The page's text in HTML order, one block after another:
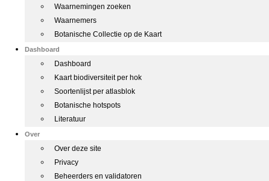
Waarnemingen zoeken
Waarnemers
Botanische Collectie op de Kaart
Dashboard
Dashboard
Kaart biodiversiteit per hok
Soortenlijst per atlasblok
Botanische hotspots
Literatuur
Over
Over deze site
Privacy
Beheerders en validatoren